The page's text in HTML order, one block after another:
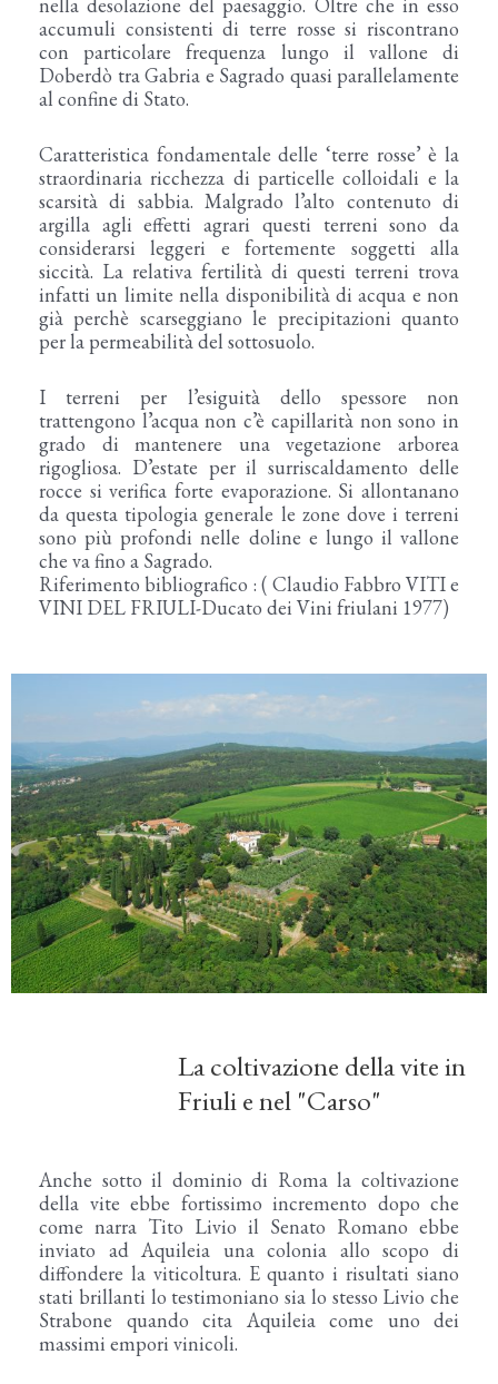
nella desolazione del paesaggio. Oltre che in esso
accumuli consistenti di terre rosse si riscontrano
con particolare frequenza lungo il vallone di
Doberdò tra Gabria e Sagrado quasi parallelamente
al confine di Stato.
Caratteristica fondamentale delle ‘terre rosse’ è la
straordinaria ricchezza di particelle colloidali e la
scarsità di sabbia. Malgrado l’alto contenuto di
argilla agli effetti agrari questi terreni sono da
considerarsi leggeri e fortemente soggetti alla
siccità. La relativa fertilità di questi terreni trova
infatti un limite nella disponibilità di acqua e non
già perchè scarseggiano le precipitazioni quanto
per la permeabilità del sottosuolo.
I terreni per l’esiguità dello spessore non
trattengono l’acqua non c’è capillarità non sono in
grado di mantenere una vegetazione arborea
rigogliosa. D’estate per il surriscaldamento delle
rocce si verifica forte evaporazione. Si allontanano
da questa tipologia generale le zone dove i terreni
sono più profondi nelle doline e lungo il vallone
che va fino a Sagrado.
Riferimento bibliografico : ( Claudio Fabbro VITI e
VINI DEL FRIULI-Ducato dei Vini friulani 1977)
La coltivazione della vite in
Friuli e nel "Carso"
Anche sotto il dominio di Roma la coltivazione
della vite ebbe fortissimo incremento dopo che
come narra Tito Livio il Senato Romano ebbe
inviato ad Aquileia una colonia allo scopo di
diffondere la viticoltura. E quanto i risultati siano
stati brillanti lo testimoniano sia lo stesso Livio che
Strabone quando cita Aquileia come uno dei
massimi empori vinicoli.